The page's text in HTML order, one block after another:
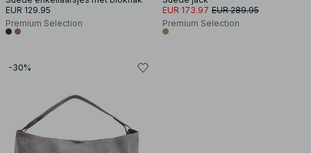
EUR 129.95
Premium Selection
EUR 173.97 EUR 289.95
Premium Selection
-30%